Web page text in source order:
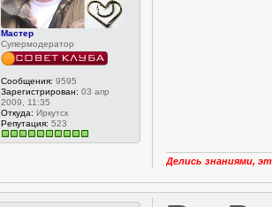
Мастер
Супермодератор
Сообщения: 9595
Зарегистрирован: 03 апр
2009, 11:35
Откуда: Иркутск
Репутация: 523
Делись знаниями,